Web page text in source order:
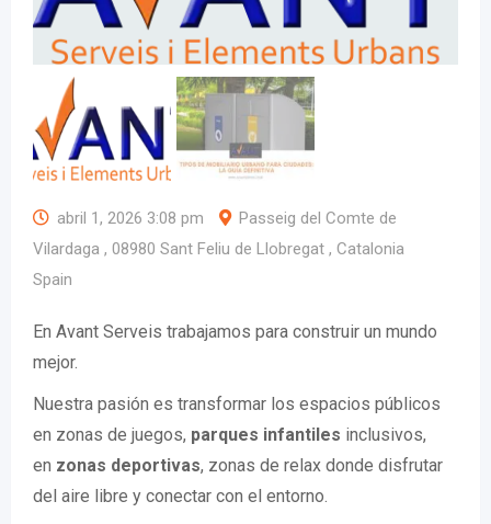
abril 1, 2026 3:08 pm
Passeig del Comte de
Vilardaga , 08980 Sant Feliu de Llobregat , Catalonia
Spain
En Avant Serveis trabajamos para construir un mundo
mejor.
Nuestra pasión es transformar los espacios públicos
en zonas de juegos, parques infantiles inclusivos,
en zonas deportivas, zonas de relax donde disfrutar
del aire libre y conectar con el entorno.